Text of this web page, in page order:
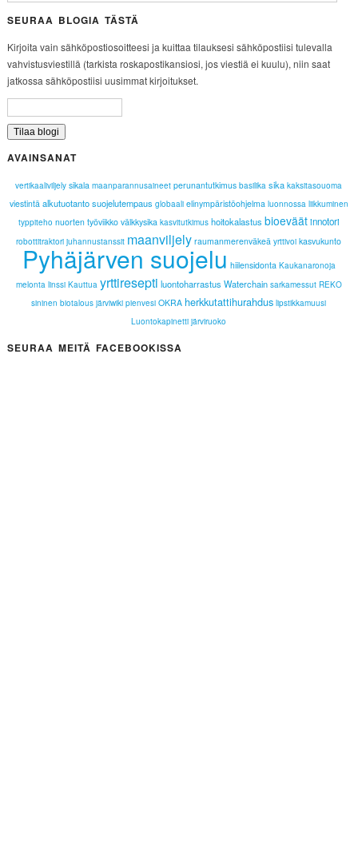
SEURAA BLOGIA TÄSTÄ
Kirjoita vain sähköpostiosoitteesi ja kuittaa tilauksesi sähköpostiisi tulevalla
vahvistusviestillä (tarkista roskapostikansiosi, jos viestiä ei kuulu), niin saat
jatkossa sähköpostiisi uusimmat kirjoitukset.
AVAINSANAT
vertikaaliviljely sikala maanparannusaineet perunantutkimus basilika sika kaksitasouoma
viestintä alkutuotantosuojelutempaus globaali elinympäristöohjelma luonnossa liikkuminen
typpiteho nuorten työviikko välkkysika kasvitutkimus hoitokalastus bioeväätinnotori
robottitraktori juhannustanssit maanviljely raumanmerenväkeä yrttivoi kasvukunto
Pyhäjärven suojelu hiilensidonta Kaukanaronoja
melonta linssi Kauttua yrttiresepti luontoharrastus Waterchain sarkamessut REKO
sininen biotalous järviwiki pienvesi OKRA herkkutattihurahdus lipstikkamuusi
Luontokapinetti järviruoko
SEURAA MEITÄ FACEBOOKISSA